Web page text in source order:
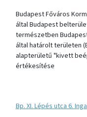
Budapest Főváros
által Budapest
természetben
által határolt területen
alapterületű "kivett
értékesítése
Bp. XI. Lépés utca 6.